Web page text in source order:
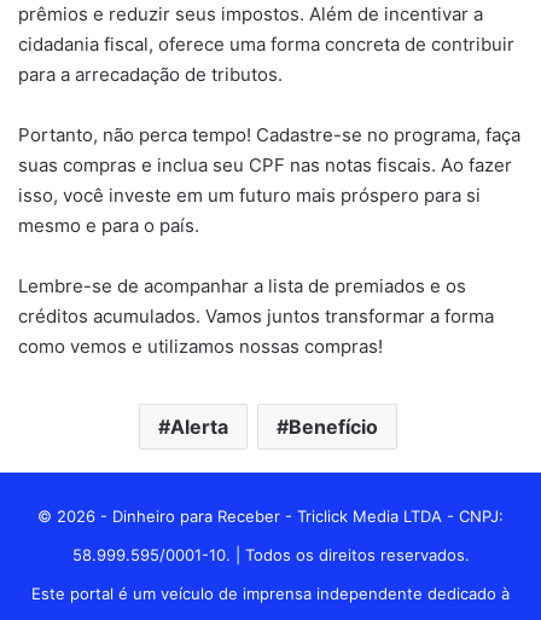
prêmios e reduzir seus impostos. Além de incentivar a
cidadania fiscal, oferece uma forma concreta de contribuir
para a arrecadação de tributos.
Portanto, não perca tempo! Cadastre-se no programa, faça
suas compras e inclua seu CPF nas notas fiscais. Ao fazer
isso, você investe em um futuro mais próspero para si
mesmo e para o país.
Lembre-se de acompanhar a lista de premiados e os
créditos acumulados. Vamos juntos transformar a forma
como vemos e utilizamos nossas compras!
Alerta Benefício
© 2026 - Dinheiro para Receber - Triclick Media LTDA - CNPJ:
58.999.595/0001-10. | Todos os direitos reservados.
Este portal é um veículo de imprensa independente dedicado à